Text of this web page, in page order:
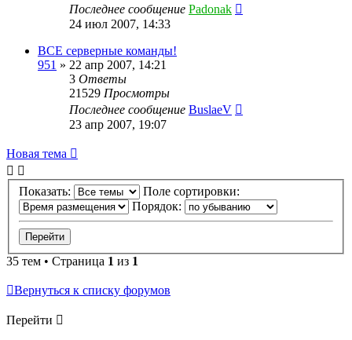
Последнее сообщение Padonak
24 июл 2007, 14:33
ВСЕ серверные команды!
951 » 22 апр 2007, 14:21
3 Ответы
21529 Просмотры
Последнее сообщение BuslaeV
23 апр 2007, 19:07
Новая тема
Показать:
Поле сортировки:
Порядок:
35 тем • Страница 1 из 1
Вернуться к списку форумов
Перейти